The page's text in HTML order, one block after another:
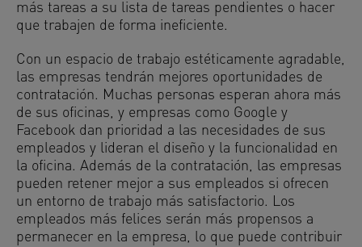
más tareas a su lista de tareas pendientes o hacer
que trabajen de forma ineficiente.
Con un espacio de trabajo estéticamente agradable,
las empresas tendrán mejores oportunidades de
contratación. Muchas personas esperan ahora más
de sus oficinas, y empresas como Google y
Facebook dan prioridad a las necesidades de sus
empleados y lideran el diseño y la funcionalidad en
la oficina. Además de la contratación, las empresas
pueden retener mejor a sus empleados si ofrecen
un entorno de trabajo más satisfactorio. Los
empleados más felices serán más propensos a
permanecer en la empresa, lo que puede contribuir